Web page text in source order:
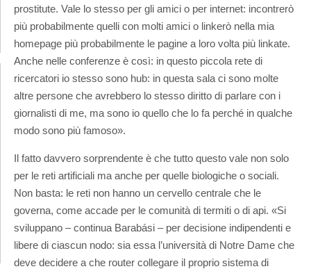
prostitute. Vale lo stesso per gli amici o per internet: incontrerò
più probabilmente quelli con molti amici o linkerò nella mia
homepage più probabilmente le pagine a loro volta più linkate.
Anche nelle conferenze è così: in questo piccola rete di
ricercatori io stesso sono hub: in questa sala ci sono molte
altre persone che avrebbero lo stesso diritto di parlare con i
giornalisti di me, ma sono io quello che lo fa perché in qualche
modo sono più famoso».
Il fatto davvero sorprendente è che tutto questo vale non solo
per le reti artificiali ma anche per quelle biologiche o sociali.
Non basta: le reti non hanno un cervello centrale che le
governa, come accade per le comunità di termiti o di api. «Si
sviluppano – continua Barabási – per decisione indipendenti e
libere di ciascun nodo: sia essa l’università di Notre Dame che
deve decidere a che router collegare il proprio sistema di